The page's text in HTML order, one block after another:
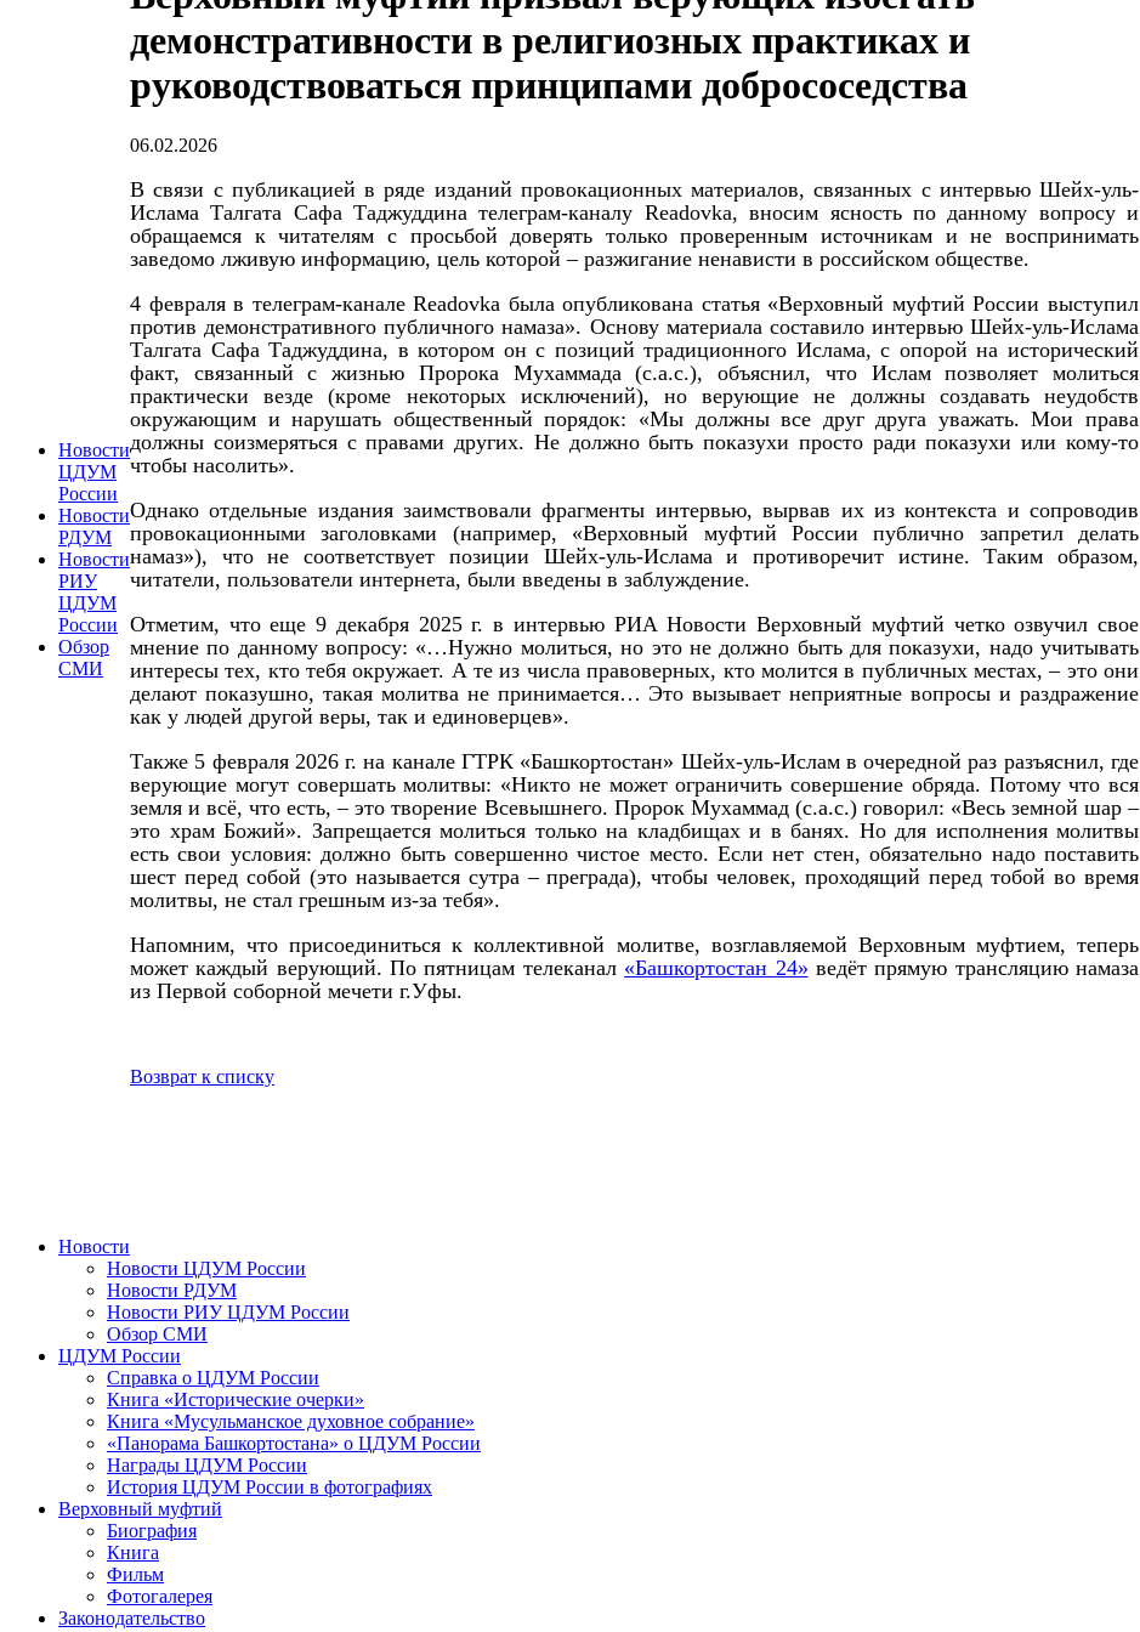
Новости
ЦДУМ
России
Новости
РДУМ
Новости
РИУ
ЦДУМ
России
Обзор
СМИ
демонстративности в религиозных практиках и
руководствоваться принципами добрососедства
06.02.2026
В связи с публикацией в ряде изданий провокационных материалов, связанных с интервью Шейх-уль-
Ислама Талгата Сафа Таджуддина телеграм-каналу Readovka, вносим ясность по данному вопросу и
обращаемся к читателям с просьбой доверять только проверенным источникам и не воспринимать
заведомо лживую информацию, цель которой – разжигание ненависти в российском обществе.
4 февраля в телеграм-канале Readovka была опубликована статья «Верховный муфтий России выступил
против демонстративного публичного намаза». Основу материала составило интервью Шейх-уль-Ислама
Талгата Сафа Таджуддина, в котором он с позиций традиционного Ислама, с опорой на исторический
факт, связанный с жизнью Пророка Мухаммада (с.а.с.), объяснил, что Ислам позволяет молиться
практически везде (кроме некоторых исключений), но верующие не должны создавать неудобств
окружающим и нарушать общественный порядок: «Мы должны все друг друга уважать. Мои права
должны соизмеряться с правами других. Не должно быть показухи просто ради показухи или кому-то
чтобы насолить».
Однако отдельные издания заимствовали фрагменты интервью, вырвав их из контекста и сопроводив
провокационными заголовками (например, «Верховный муфтий России публично запретил делать
намаз»), что не соответствует позиции Шейх-уль-Ислама и противоречит истине. Таким образом,
читатели, пользователи интернета, были введены в заблуждение.
Отметим, что еще 9 декабря 2025 г. в интервью РИА Новости Верховный муфтий четко озвучил свое
мнение по данному вопросу: «…Нужно молиться, но это не должно быть для показухи, надо учитывать
интересы тех, кто тебя окружает. А те из числа правоверных, кто молится в публичных местах, – это они
делают показушно, такая молитва не принимается… Это вызывает неприятные вопросы и раздражение
как у людей другой веры, так и единоверцев».
Также 5 февраля 2026 г. на канале ГТРК «Башкортостан» Шейх-уль-Ислам в очередной раз разъяснил, где
верующие могут совершать молитвы: «Никто не может ограничить совершение обряда. Потому что вся
земля и всё, что есть, – это творение Всевышнего. Пророк Мухаммад (с.а.с.) говорил: «Весь земной шар –
это храм Божий». Запрещается молиться только на кладбищах и в банях. Но для исполнения молитвы
есть свои условия: должно быть совершенно чистое место. Если нет стен, обязательно надо поставить
шест перед собой (это называется сутра – преграда), чтобы человек, проходящий перед тобой во время
молитвы, не стал грешным из-за тебя».
Напомним, что присоединиться к коллективной молитве, возглавляемой Верховным муфтием, теперь
может каждый верующий. По пятницам телеканал «Башкортостан 24» ведёт прямую трансляцию намаза
из Первой соборной мечети г.Уфы.
Возврат к списку
Новости
Новости ЦДУМ России
Новости РДУМ
Новости РИУ ЦДУМ России
Обзор СМИ
ЦДУМ России
Справка о ЦДУМ России
Книга «Исторические очерки»
Книга «Мусульманское духовное собрание»
«Панорама Башкортостана» о ЦДУМ России
Награды ЦДУМ России
История ЦДУМ России в фотографиях
Верховный муфтий
Биография
Книга
Фильм
Фотогалерея
Законодательство